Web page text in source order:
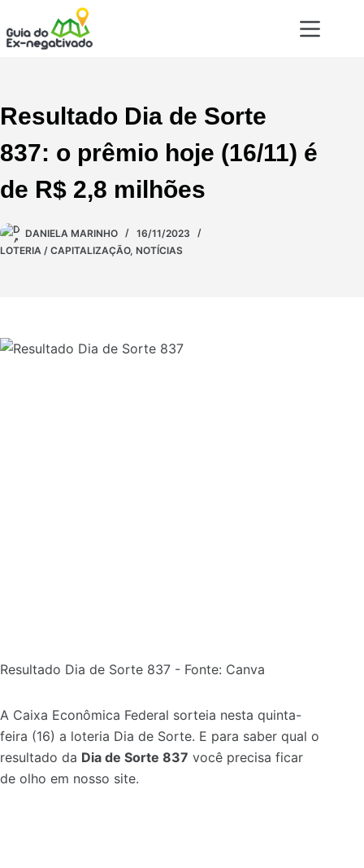
Resultado Dia de Sorte
837: o prêmio hoje (16/11) é
de R$ 2,8 milhões
DANIELA MARINHO
16/11/2023
LOTERIA / CAPITALIZAÇÃO, NOTÍCIAS
Resultado Dia de Sorte 837 - Fonte: Canva
A Caixa Econômica Federal sorteia nesta quinta-
feira (16) a loteria Dia de Sorte. E para saber qual o
resultado da Dia de Sorte 837 você precisa ficar
de olho em nosso site.